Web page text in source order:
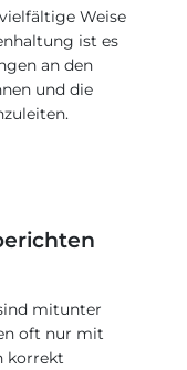
Weise
ist es
an den
und die
mitunter
oft nur mit
korrekt